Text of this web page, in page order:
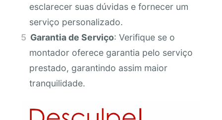
esclarecer suas dúvidas e fornecer um
serviço personalizado.
Garantia de Serviço: Verifique se o
montador oferece garantia pelo serviço
prestado, garantindo assim maior
tranquilidade.